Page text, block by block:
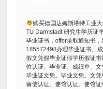
购买德国达姆斯塔特工业
TU Darmstadt 研究生学历证
毕业证书，offer录取通知书
185572498办理毕业证书、
假文凭假毕业证假学历假证
位认证、毕业证、成绩单、文
毕业证文凭、毕业文凭、文凭
留信认证、使馆认证、使馆